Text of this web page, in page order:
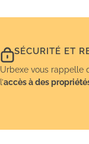
SÉCURITÉ ET
Urbexe vous rappelle
l’accès à des